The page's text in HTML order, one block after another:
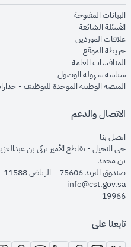
البيانات المفتوحةin new window
الأسئلة الشائعةopens in new window
علاقات الموردينopens in new window
خريطة الموقعopens in new window
المنافسات العامةin new window
سياسة سهولة الوصولin new window
المنصة الوطنية الموحدة للتوظيف -
الاتصال والدعم
اتصل بنا
حي النخيل - تقاطع الأمير تركي بن
بن محمد
صندوق البريد 75606 – الرياض 11588
info@cst.gov.sa
19966
تابعنا على